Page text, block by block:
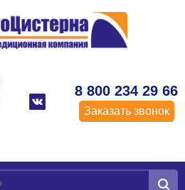
8 800 234 29 66
Заказать звонок